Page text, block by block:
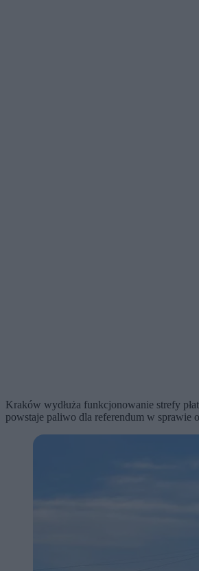
Kraków wydłuża funkcjonowanie strefy
powstaje paliwo dla referendum w sprawie